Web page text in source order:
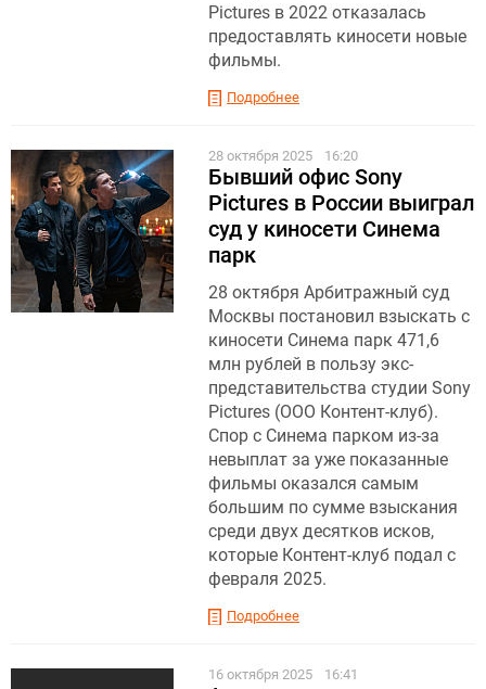
Pictures в 2022 отказалась
предоставлять киносети новые
фильмы.
Подробнее
28 октября 2025 16:20
Бывший офис Sony
Pictures в России выиграл
суд у киносети Синема
парк
28 октября Арбитражный суд
Москвы постановил взыскать с
киносети Синема парк 471,6
млн рублей в пользу экс-
представительства студии Sony
Pictures (ООО Контент-клуб).
Спор с Синема парком из-за
невыплат за уже показанные
фильмы оказался самым
большим по сумме взыскания
среди двух десятков исков,
которые Контент-клуб подал с
февраля 2025.
Подробнее
16 октября 2025 16:41